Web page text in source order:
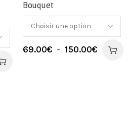
Bouquet
69.00€ – 150.00€